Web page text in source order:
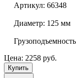
Артикул: 66348
Диаметр: 125 мм
Цена: 2258 руб.
Купить